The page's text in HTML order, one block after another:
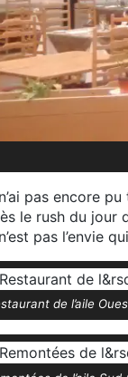
pas encore
le rush du jour
pas l’envie
de l’aile